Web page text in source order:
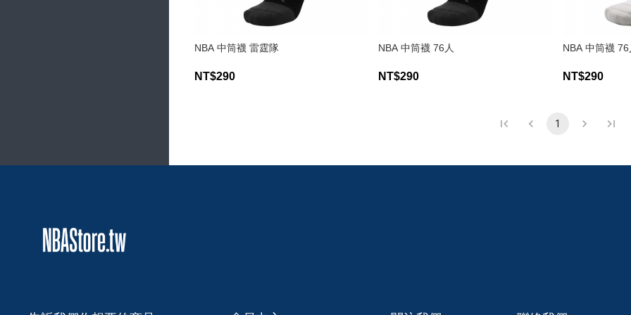
NBA 中筒襪 雷霆隊
NT$290
NBA 中筒襪 76人
NT$290
NBA 中筒襪 76
NT$290
1